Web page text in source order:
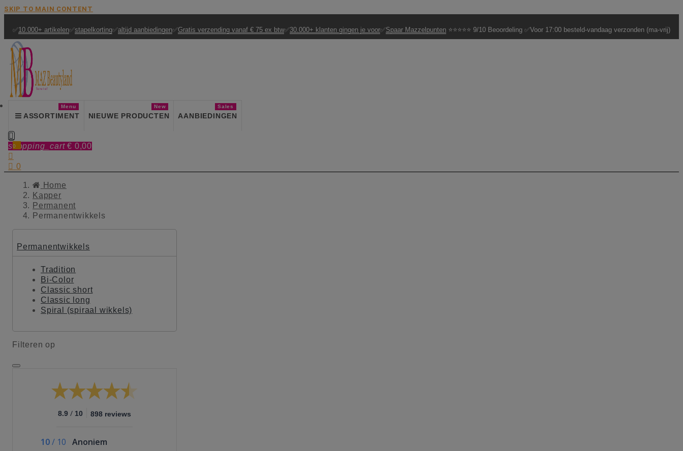
SKIP TO MAIN CONTENT
✅10.000+ artikelen✅stapelkorting✅altijd aanbiedingen✅Gratis verzending vanaf € 75 ex btw✅30.000+ klanten gingen je voor✅Spaar Mazzelpunten ⭐⭐⭐⭐⭐ 9/10 Beoordeling ✅Voor 17:00 besteld-vandaag verzonden (ma-vrij)
ASSORTIMENT
Menu
NIEUWE PRODUCTEN
New
AANBIEDINGEN
Sales

shopping_cart € 0,00
0

 0
Home
Kapper
Permanent
Permanentwikkels
Permanentwikkels
Tradition
Bi-Color
Classic short
Classic long
Spiral (spiraal wikkels)
Filteren op
8.9 / 10 898 reviews
10/ 10 Anoniem